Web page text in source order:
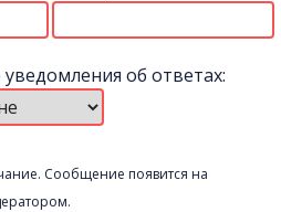
об ответах:
Сообщение появится на